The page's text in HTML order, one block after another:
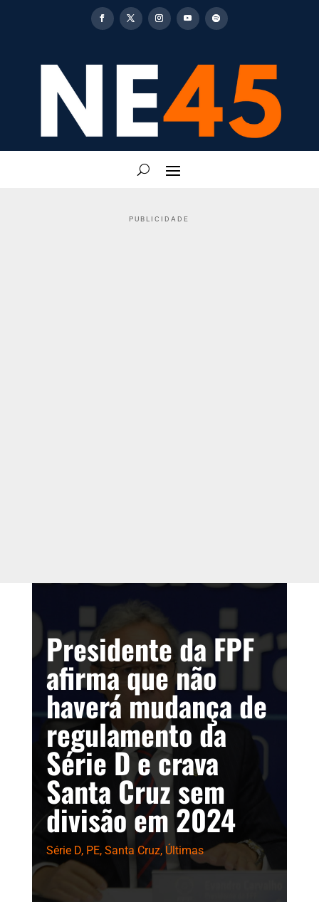
PUBLICIDADE
Presidente da FPF
afirma que não
haverá mudança de
regulamento da
Série D e crava
Santa Cruz sem
divisão em 2024
Série D, PE, Santa Cruz, Últimas